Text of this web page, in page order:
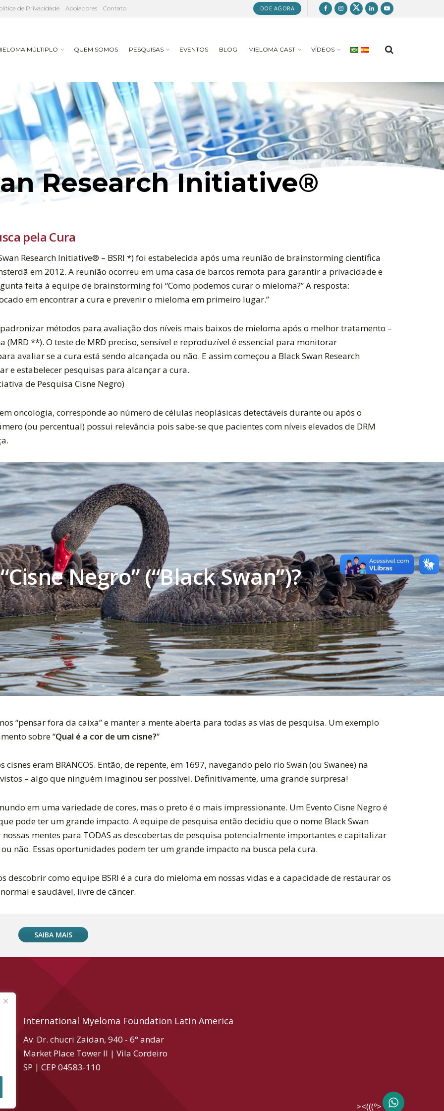
de Privacidade Apoiadores Contato DOE AGORA
MÚLTIPLO QUEM SOMOS PESQUISAS EVENTOS BLOG MIELOMA CAST VÍDEOS
Research Initiative®
pela Cura
Research Initiative® – BSRI *) foi estabelecida após uma reunião de brainstorming científica
em 2012. A reunião ocorreu em uma casa de barcos remota para garantir a privacidade e
feita à equipe de brainstorming foi “Como podemos curar o mieloma?” A resposta:
em encontrar a cura e prevenir o mieloma em primeiro lugar.”
métodos para avaliação dos níveis mais baixos de mieloma após o melhor tratamento –
(MRD **). O teste de MRD preciso, sensível e reproduzível é essencial para monitorar
avaliar se a cura está sendo alcançada ou não. E assim começou a Black Swan Research
e estabelecer pesquisas para alcançar a cura.
de Pesquisa Cisne Negro)
oncologia, corresponde ao número de células neoplásicas detectáveis durante ou após o
(ou percentual) possui relevância pois sabe-se que pacientes com níveis elevados de DRM
Negro” (“Black Swan”)?
“pensar fora da caixa” e manter a mente aberta para todas as vias de pesquisa. Um exemplo
sobre “Qual é a cor de um cisne?“
eram BRANCOS. Então, de repente, em 1697, navegando pelo rio Swan (ou Swanee) na
– algo que ninguém imaginou ser possível. Definitivamente, uma grande surpresa!
em uma variedade de cores, mas o preto é o mais impressionante. Um Evento Cisne Negro é
pode ter um grande impacto. A equipe de pesquisa então decidiu que o nome Black Swan
mentes para TODAS as descobertas de pesquisa potencialmente importantes e capitalizar
não. Essas oportunidades podem ter um grande impacto na busca pela cura.
descobrir como equipe BSRI é a cura do mieloma em nossas vidas e a capacidade de restaurar os
e saudável, livre de câncer.
SAIBA MAIS
International Myeloma Foundation Latin America
Av. Dr. chucri Zaidan, 940 - 6° andar
Market Place Tower II | Vila Cordeiro
SP | CEP 04583-110
><(((º> 17